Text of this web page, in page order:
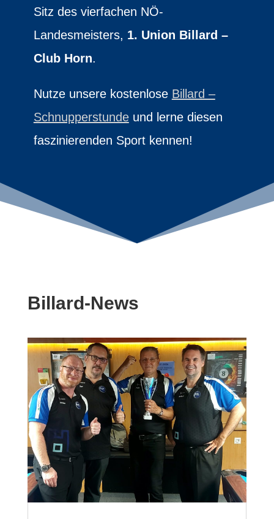
Sitz des vierfachen NÖ-
Landesmeisters, 1. Union Billard –
Club Horn.
Nutze unsere kostenlose Billard –
Schnupperstundeund lerne diesen
faszinierenden Sport kennen!
Billard-News